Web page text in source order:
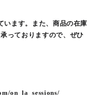
ます。また、商品の在庫
っておりますので、ぜひ
on_la_sessions/